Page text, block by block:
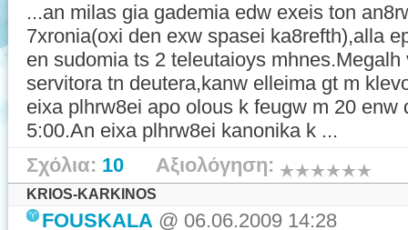
...an milas gia gademia edw exeis ton
7xronia(oxi den exw spasei ka8refth),alla
en sudomia ts 2 teleutaioys
servitora tn deutera,kanw elleima gt m
eixa plhrw8ei apo olous k feugw m 20
5:00.An eixa plhrw8ei kanonika k ...
Σχόλια: 10 Αξιολόγηση:
KRIOS-KARKINOS
FOUSKALA @ 06.06.2009 14:28